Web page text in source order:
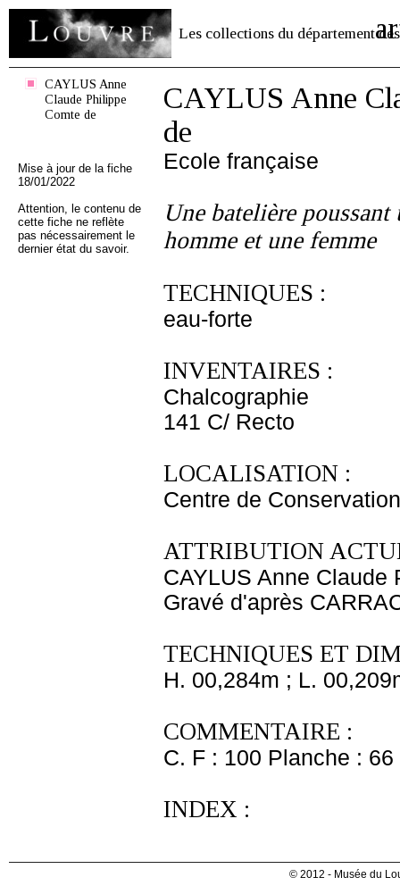
Les collections du département des
CAYLUS Anne
Claude Philippe
Comte de
Mise à jour de la fiche
18/01/2022
Attention, le contenu de
cette fiche ne reflète
pas nécessairement le
dernier état du savoir.
CAYLUS Anne
de
Ecole française
Une batelière
homme et une femme
TECHNIQUES :
eau-forte
INVENTAIRES :
Chalcographie
141 C/ Recto
LOCALISATION :
Centre de
ATTRIBUTION
CAYLUS Anne Claude
Gravé d'après
TECHNIQUES ET
H. 00,284m ; L.
COMMENTAIRE :
C. F : 100 Planche :
INDEX :
© 2012 - Musée du